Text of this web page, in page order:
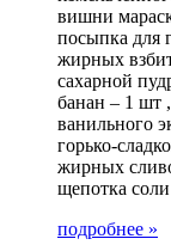
вишни
посыпка для
жирных
сахарной
банан – 1 шт
ванильного
горько-
жирных
щепотка соли
подробнее »